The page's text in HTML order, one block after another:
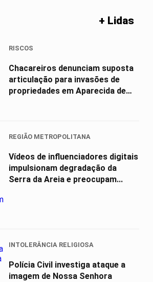
+ Lidas
RISCOS
Chacareiros denunciam suposta
articulação para invasões de
propriedades em Aparecida de
REGIÃO METROPOLITANA
Vídeos de influenciadores digitais
impulsionam degradação da
Serra da Areia e preocupam...
INTOLERÂNCIA RELIGIOSA
Polícia Civil investiga ataque a
imagem de Nossa Senhora